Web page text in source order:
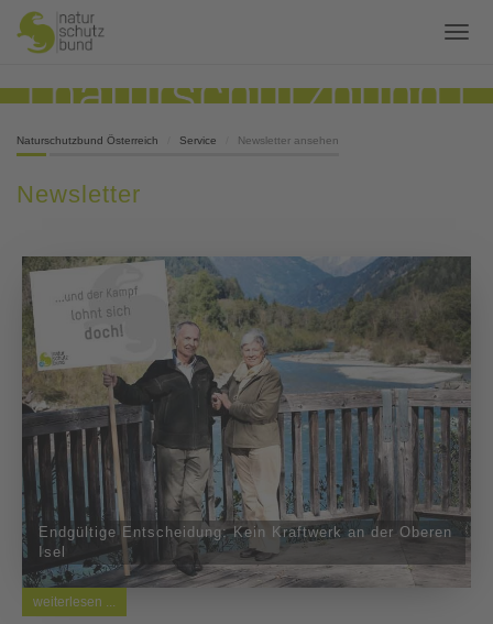
Naturschutzbund Österreich Service Newsletter ansehen
Newsletter
Endgültige Entscheidung: Kein Kraftwerk an der Oberen
Isel
weiterlesen ...